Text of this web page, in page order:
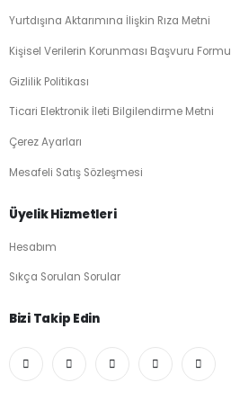
Yurtdışına Aktarımına İlişkin Rıza Metni
Kişisel Verilerin Korunması Başvuru Formu
Gizlilik Politikası
Ticari Elektronik İleti Bilgilendirme Metni
Çerez Ayarları
Mesafeli Satış Sözleşmesi
Üyelik Hizmetleri
Hesabım
Sıkça Sorulan Sorular
Bizi Takip Edin